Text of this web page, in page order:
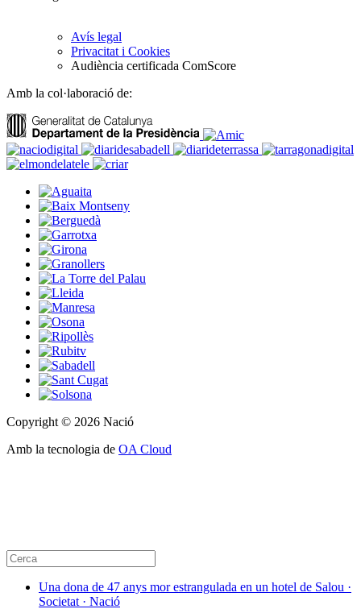
Avís legal
Privacitat i Cookies
Audiència certificada ComScore
Amb la col·laboració de:
Copyright © 2026 Nació
Amb la tecnologia de OA Cloud
Una dona de 47 anys mor estrangulada en un hotel de Salou ·
Societat · Nació